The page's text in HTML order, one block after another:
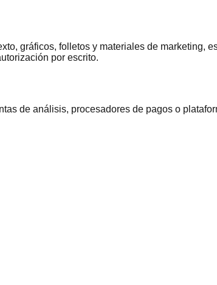
gráficos, folletos y materiales de marketing,
por escrito.
de análisis, procesadores de pagos o